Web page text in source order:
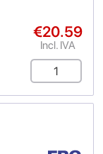
€20.59
Incl. IVA